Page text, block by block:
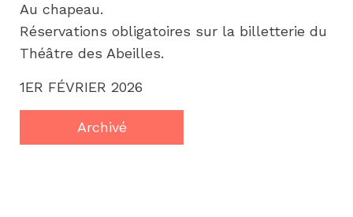
1ER FÉVRIER 2026
Au chapeau.
Réservations obligatoires sur la billetterie du
Théâtre des Abeilles.
Archivé